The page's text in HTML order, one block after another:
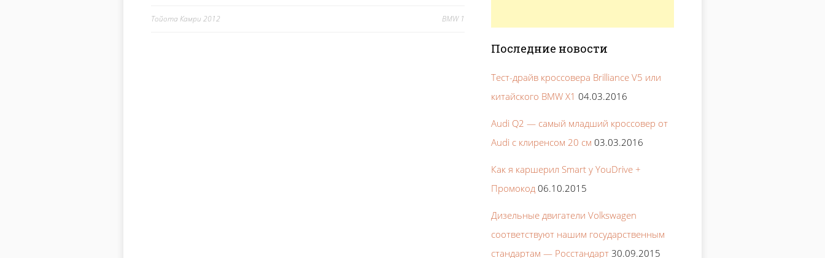
Тойота Камри 2012 BMW 1
Последние новости
Тест-драйв кроссовера Brilliance V5 или
китайского BMW X1 04.03.2016
Audi Q2 — самый младший кроссовер от
Audi с клиренсом 20 см 03.03.2016
Как я каршерил Smart у YouDrive +
Промокод 06.10.2015
Дизельные двигатели Volkswagen
соответствуют нашим государственным
стандартам — Росстандарт 30.09.2015